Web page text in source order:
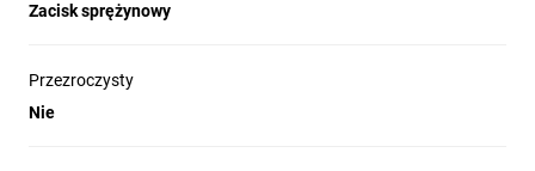
Zacisk sprężynowy
Przezroczysty
Nie